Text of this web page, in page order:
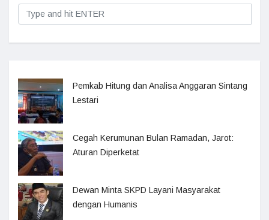
Pemkab Hitung dan Analisa Anggaran Sintang
Lestari
Cegah Kerumunan Bulan Ramadan, Jarot:
Aturan Diperketat
Dewan Minta SKPD Layani Masyarakat
dengan Humanis